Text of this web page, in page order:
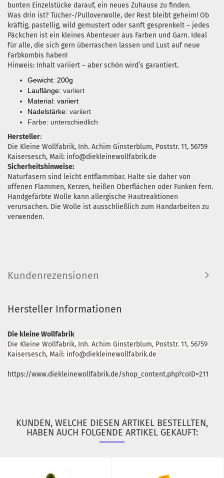
bunten Einzelstücke darauf, ein neues Zuhause zu finden.
Was drin ist? Tücher-/Pulloverwolle, der Rest bleibt geheim! Ob
kräftig, pastellig, wild gemustert oder sanft gesprenkelt – jedes
Päckchen ist ein kleines Abenteuer aus Farben und Garn. Ideal
für alle, die sich gern überraschen lassen und Lust auf neue
Farbkombis haben!
Hinweis: Inhalt variiert – aber schön wird’s garantiert.
Gewicht: 200g
Lauflänge: variiert
Material: variiert
Nadelstärke: variiert
Farbe: unterschiedlich
Hersteller:
Die Kleine Wollfabrik, Inh. Achim Ginsterblum, Poststr. 11, 56759
Kaisersesch, Mail: info@diekleinewollfabrik.de
Sicherheitshinweise:
Naturfasern sind leicht entflammbar. Halte sie daher von
offenen Flammen, Kerzen, heißen Oberflächen oder Funken fern.
Handgefärbte Wolle kann allergische Hautreaktionen
verursachen. Die Wolle ist ausschließlich zum Handarbeiten zu
verwenden.
Kundenrezensionen
Hersteller Informationen
Die kleine Wollfabrik
Die Kleine Wollfabrik, Inh. Achim Ginsterblum, Poststr. 11, 56759
Kaisersesch, Mail: info@diekleinewollfabrik.de
https://www.diekleinewollfabrik.de/shop_content.php?coID=211
KUNDEN, WELCHE DIESEN ARTIKEL BESTELLTEN,
HABEN AUCH FOLGENDE ARTIKEL GEKAUFT: